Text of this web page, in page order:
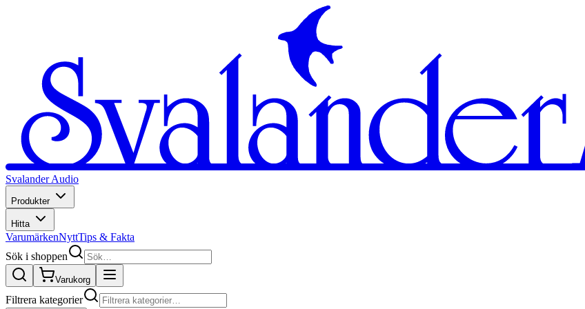
Svalander Audio
Produkter
Hitta
VarumärkenNyttTips & Fakta
Sök i shoppen
Varukorg
Filtrera kategorier